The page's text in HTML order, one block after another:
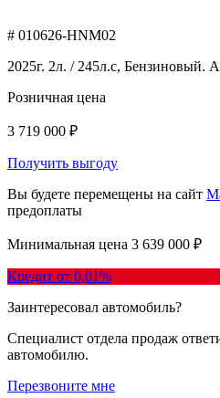
# 010626-HNM02
2025г. 2л. / 245л.с,
Розничная цена
3 719 000 ₽
Получить выгоду
Вы будете перемещены на сайт
предоплаты
Минимальная цена 3 639 000 ₽
Кредит от 0,01%
Заинтересовал автомобиль?
Специалист отдела продаж
автомобилю.
Перезвоните мне